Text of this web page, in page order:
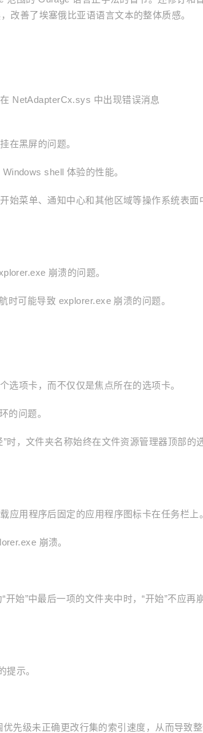
改善了埃塞俄比亚语语言文本的整体质感。
NetAdapterCx.sys 中出现错误消息
在黑屏的问题。
shell 体验的性能。
始菜单、通知中心和其他区域等操作系统表面
崩溃的问题。
可能导致 explorer.exe 崩溃的问题。
选项卡，而不仅仅是焦点所在的选项卡。
的问题。
时，文件夹名称始终在文件资源管理器顶部的
应用程序后固定的应用程序图标卡在任务栏上
崩溃。
始”中最后一项的文件夹中时，“开始”不应再
提示。
先级未正确更改行集的索引速度，从而导致